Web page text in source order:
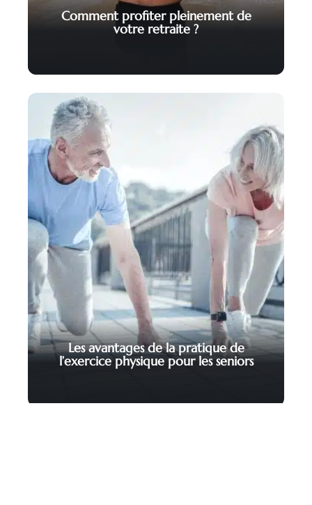
Comment profiter pleinement de
votre retraite ?
Les avantages de la pratique de
l’exercice physique pour les seniors